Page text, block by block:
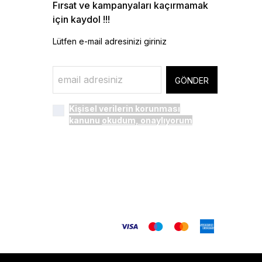
Fırsat ve kampanyaları kaçırmamak
için kaydol !!!
Lütfen e-mail adresinizi giriniz
GÖNDER
Kişisel verilerin korunması
kanunu okudum, onaylıyorum